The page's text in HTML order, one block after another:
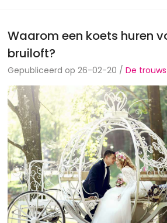
Waarom een koets huren
bruiloft?
Gepubliceerd op 26-02-20 /De